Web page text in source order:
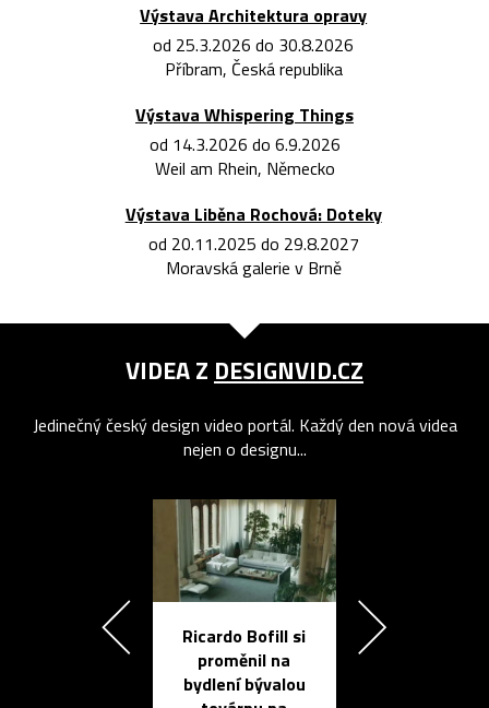
Výstava Architektura opravy
od 25.3.2026 do 30.8.2026
Příbram, Česká republika
Výstava Whispering Things
od 14.3.2026 do 6.9.2026
Weil am Rhein, Německo
Výstava Liběna Rochová: Doteky
od 20.11.2025 do 29.8.2027
Moravská galerie v Brně
VIDEA Z DESIGNVID.CZ
Jedinečný český design video portál. Každý den nová videa
nejen o designu...
Ricardo Bofill si
proměnil na
bydlení bývalou